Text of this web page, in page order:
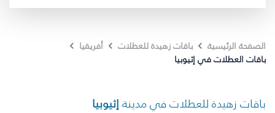
الصفحة الرئيسية باقات زهيدة للعطلات
أفريقيا
باقات العطلات في إثيوبيا
باقات زهيدة للعطلات في مدينة إثيوبيا